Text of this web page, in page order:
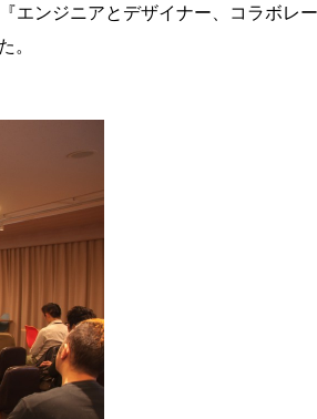
エンジニアとデザイナー、コラボレ
。